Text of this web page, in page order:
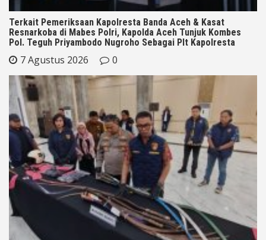
Terkait Pemeriksaan Kapolresta Banda Aceh & Kasat
Resnarkoba di Mabes Polri, Kapolda Aceh Tunjuk Kombes
Pol. Teguh Priyambodo Nugroho Sebagai Plt Kapolresta
7 Agustus 2026 0